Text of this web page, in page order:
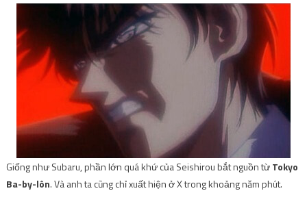
Giống như Subaru, phần lớn quá khứ của Seishirou bắt nguồn từTokyo
Ba-by-lôn. Và anh ta cũng chỉ xuất hiện ở X trong khoảng năm phút.